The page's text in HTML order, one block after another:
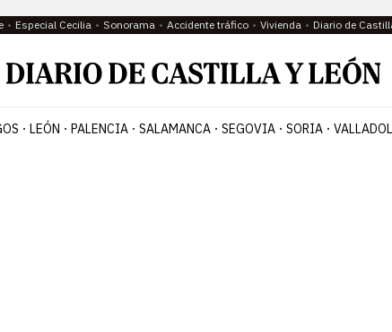
Especial Cecilia Sonorama Accidente tráfico Vivienda Diario de
LEÓN PALENCIA SALAMANCA SEGOVIA SORIA